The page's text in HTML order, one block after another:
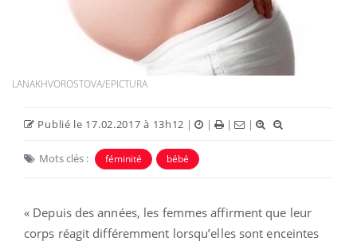
LANAKHVOROSTOVA/EPICTURA
Publié le 17.02.2017 à 13h12 | | | |
Mots clés : féminité bébé
« Depuis des années, les femmes affirment que leur
corps réagit différemment lorsqu’elles sont enceintes